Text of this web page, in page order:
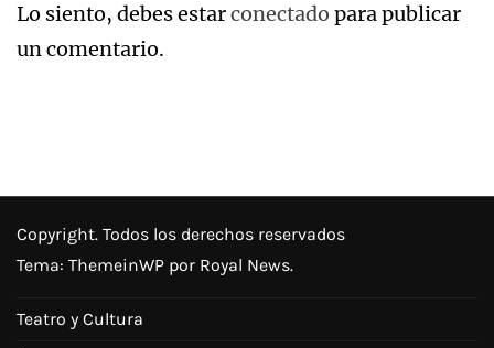
Lo siento, debes estarconectado para publicar
un comentario.
Copyright. Todos los derechos reservados
Tema: ThemeinWP por Royal News.
Teatro y Cultura